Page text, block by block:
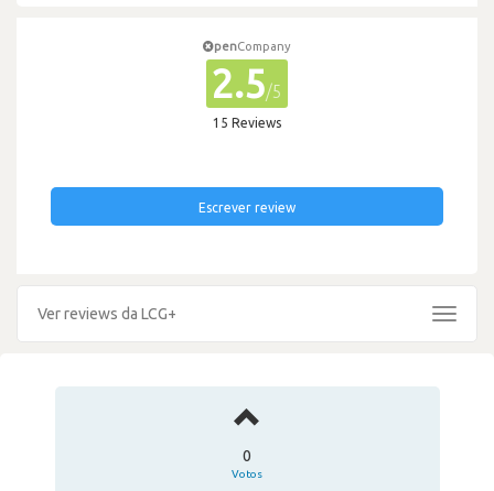
penCompany
2.5/5
15 Reviews
Escrever review
Ver reviews da LCG+
Toggle
0
Votos